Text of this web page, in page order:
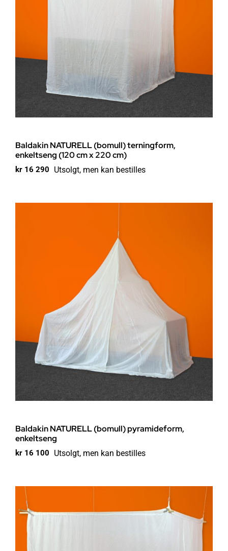
Baldakin NATURELL (bomull) terningform,
enkeltseng (120 cm x 220 cm)
kr 16 290 Utsolgt, men kan bestilles
Baldakin NATURELL (bomull) pyramideform,
enkeltseng
kr 16 100 Utsolgt, men kan bestilles